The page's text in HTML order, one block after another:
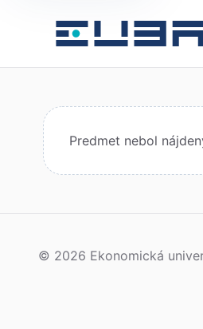
Predmet nebol
© 2026 Ekonomická